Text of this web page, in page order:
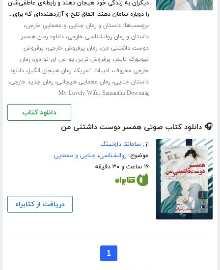
دیگران به زندگی خود هیجان دهند و رابطه‌ی عاطفی‌شان
را دوباره سامان دهند. اتفاق تلخ و آزاردهنده‌ای که برای...
برچسب‌ها:داستان و رمان جنایی و معمایی خارجی،
داستان و رمان روانشناسی خارجی،دانلود رمان همسر
دوست داشتنی من،رمان پرفروش خارجی، پرفروش
نیویورک تایمز، پرفروش ترین یو اس ای تو دی،رمان
خارجی معروف، ادبیات آمریکا،رمان هیجان انگیز،دانلود
داستان جنایی،رمان معمایی هیجانی،رمان جدید خارجی،
My Lovely Wife، Samantha Downing
دانلود کتاب
🎧 دانلود کتاب صوتی همسر دوست داشتنی من
از:سامانتا داونینگ
موضوع:روانشناسی،جنایی و معمایی
۱۶ ساعت و ۳۰ دقیقه
دریافت از کتابراه
1